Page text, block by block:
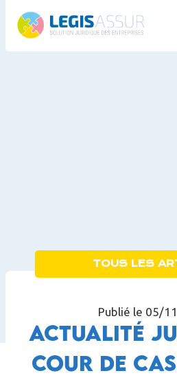
TOUS LES
Publié le 05/
Actualité
Cour de